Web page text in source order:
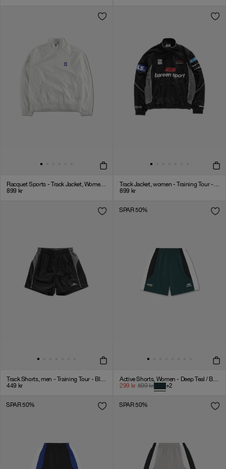
Racquet Sports - Track Jacket, Women - White
899 kr
Track Jacket, women - Training Tour - Black / Grey
899 kr
Track Shorts, men - Training Tour - Black
449 kr
SPAR 50%
Active Shorts, Women - Deep Teal / Black / White
299 kr 599kr +2
SPAR 50% SPAR 50%